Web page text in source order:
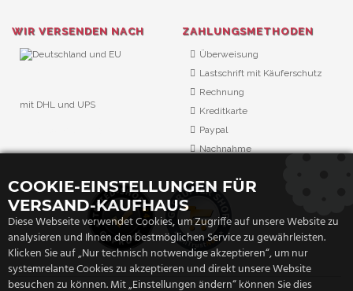
WIR VERSENDEN NACH
mit DHL und UPS
ZAHLUNGSMETHODEN
Überweisung
Lastschrift mit Käuferschutz
Rechnung
Kreditkarte
Paypal
Nachnahme
COOKIE-EINSTELLUNGEN FÜR
VERSAND-KAUFHAUS
Diese Webseite verwendet Cookies, um Zugriffe auf unsere Website zu
analysieren und Ihnen den bestmöglichen Service zu gewährleisten.
Klicken Sie auf „Nur technisch notwendige akzeptieren“, um nur
systemrelante Cookies zu akzeptieren und direkt unsere Website
besuchen zu können. Mit „Einstellungen ändern“ können Sie dies